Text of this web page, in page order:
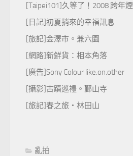
[Taipei101]久等了！2008 跨年
[日記]初夏捎來的幸福訊息
[旅記]金澤市。兼六園
[網路]新鮮貨：相本角落
[廣告]Sony Colour like.on.other
[攝影]古蹟巡禮。鄞山寺
[旅記]春之旅‧林田山
亂拍